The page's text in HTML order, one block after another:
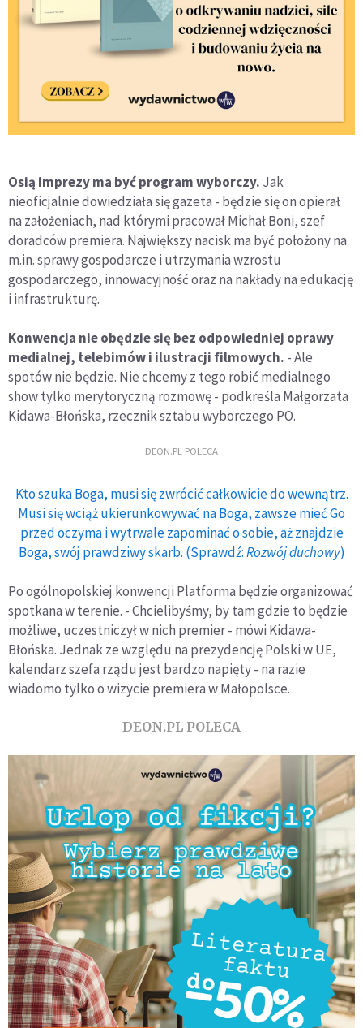
Osią imprezy ma być program wyborczy. Jak
nieoficjalnie dowiedziała się gazeta - będzie się on opierał
na założeniach, nad którymi pracował Michał Boni, szef
doradców premiera. Największy nacisk ma być położony na
m.in. sprawy gospodarcze i utrzymania wzrostu
gospodarczego, innowacyjność oraz na nakłady na edukację
i infrastrukturę.
Konwencja nie obędzie się bez odpowiedniej oprawy
medialnej, telebimów i ilustracji filmowych. - Ale
spotów nie będzie. Nie chcemy z tego robić medialnego
show tylko merytoryczną rozmowę - podkreśla Małgorzata
Kidawa-Błońska, rzecznik sztabu wyborczego PO.
DEON.PL POLECA
Kto szuka Boga, musi się zwrócić całkowicie do wewnątrz.
Musi się wciąż ukierunkowywać na Boga, zawsze mieć Go
przed oczyma i wytrwale zapominać o sobie, aż znajdzie
Boga, swój prawdziwy skarb. (Sprawdź:Rozwój duchowy)
Po ogólnopolskiej konwencji Platforma będzie organizować
spotkana w terenie. - Chcielibyśmy, by tam gdzie to będzie
możliwe, uczestniczył w nich premier - mówi Kidawa-
Błońska. Jednak ze względu na prezydencję Polski w UE,
kalendarz szefa rządu jest bardzo napięty - na razie
wiadomo tylko o wizycie premiera w Małopolsce.
DEON.PL POLECA